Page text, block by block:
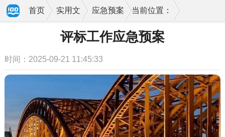
当前位置：
首页 实用文 应急预案
评标工作应急预案
时间：2025-09-21 11:45:33